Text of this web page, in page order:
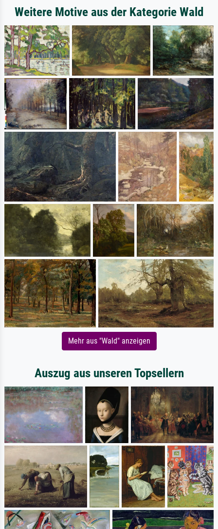
Weitere Motive aus der Kategorie Wald
Mehr aus "Wald" anzeigen
Auszug aus unseren Topsellern